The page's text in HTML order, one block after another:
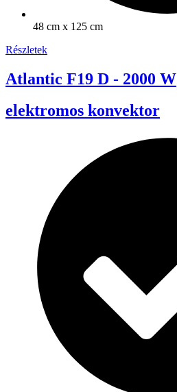
48 cm x 125 cm
Részletek
Atlantic F19 D - 2000 W
elektromos konvektor